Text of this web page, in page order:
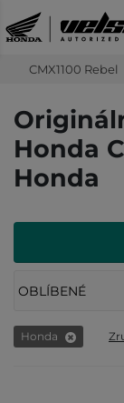
CMX1100 Rebel
Honda
Honda
Honda